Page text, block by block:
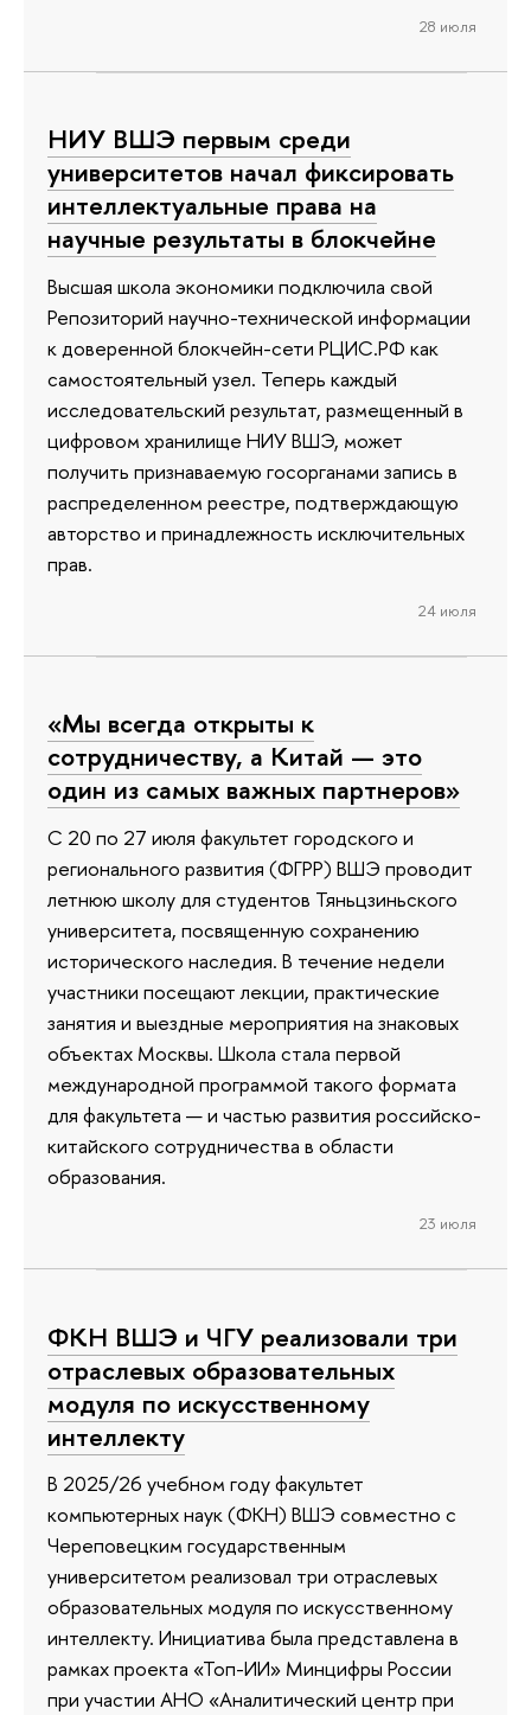
28 июля
НИУ ВШЭ первым среди
университетов начал фиксировать
интеллектуальные права на
научные результаты в блокчейне
Высшая школа экономики подключила свой
Репозиторий научно-технической информации
к доверенной блокчейн-сети РЦИС.РФ как
самостоятельный узел. Теперь каждый
исследовательский результат, размещенный в
цифровом хранилище НИУ ВШЭ, может
получить признаваемую госорганами запись в
распределенном реестре, подтверждающую
авторство и принадлежность исключительных
прав.
24 июля
«Мы всегда открыты к
сотрудничеству, а Китай — это
один из самых важных партнеров»
С 20 по 27 июля факультет городского и
регионального развития (ФГРР) ВШЭ проводит
летнюю школу для студентов Тяньцзиньского
университета, посвященную сохранению
исторического наследия. В течение недели
участники посещают лекции, практические
занятия и выездные мероприятия на знаковых
объектах Москвы. Школа стала первой
международной программой такого формата
для факультета — и частью развития российско-
китайского сотрудничества в области
образования.
23 июля
ФКН ВШЭ и ЧГУ реализовали три
отраслевых образовательных
модуля по искусственному
интеллекту
В 2025/26 учебном году факультет
компьютерных наук (ФКН) ВШЭ совместно с
Череповецким государственным
университетом реализовал три отраслевых
образовательных модуля по искусственному
интеллекту. Инициатива была представлена в
рамках проекта «Топ-ИИ» Минцифры России
при участии АНО «Аналитический центр при